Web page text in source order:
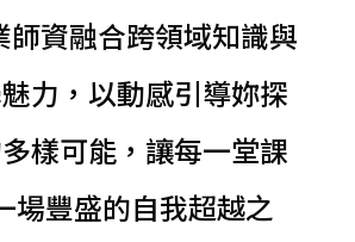
師資融合跨領域知識與
力，以動感引導妳探
樣可能，讓每一堂課
場豐盛的自我超越之